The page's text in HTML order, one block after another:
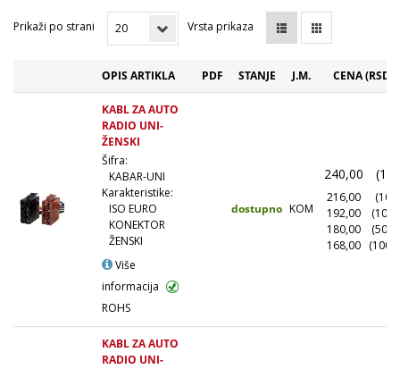
Prikaži po strani Vrsta prikaza
OPIS ARTIKLA PDF STANJE J.M. CENA (RSD)
KABL ZA AUTO
RADIO UNI-
ŽENSKI
Šifra:
KABAR-UNI
Karakteristike:
ISO EURO
KONEKTOR
ŽENSKI
Više
informacija
ROHS
dostupno KOM
240,00 (1+)
216,00
(10+)
192,00
180,00
168,00
KABL ZA AUTO
RADIO UNI-